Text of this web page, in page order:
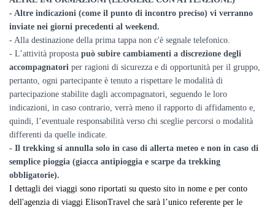
- Altre indicazioni (come il punto di incontro preciso) vi verranno
inviate nei giorni precedenti al weekend.
- Alla destinazione della prima tappa non c'è segnale telefonico.
- L’attività proposta può subire cambiamenti a discrezione degli
accompagnatori per ragioni di sicurezza e di opportunità per il gruppo,
pertanto, ogni partecipante è tenuto a rispettare le modalità di
partecipazione stabilite dagli accompagnatori, seguendo le loro
indicazioni, in caso contrario, verrà meno il rapporto di affidamento e,
quindi, l’eventuale responsabilità verso chi sceglie percorsi o modalità
differenti da quelle indicate.
- Il trekking si annulla solo in caso di allerta meteo e non in caso di
semplice pioggia (giacca antipioggia e scarpe da trekking
obbligatorie).
I dettagli dei viaggi sono riportati su questo sito in nome e per conto
dell'agenzia di viaggi ElisonTravel che sarà l’unico referente per le